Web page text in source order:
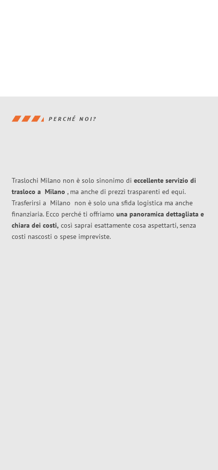
PERCHÉ NOI?
Traslochi Milano non è solo sinonimo di eccellente servizio di
trasloco a Milano , ma anche di prezzi trasparenti ed equi.
Trasferirsi a Milano non è solo una sfida logistica ma anche
finanziaria. Ecco perché ti offriamo una panoramica dettagliata e
chiara dei costi, così saprai esattamente cosa aspettarti, senza
costi nascosti o spese impreviste.